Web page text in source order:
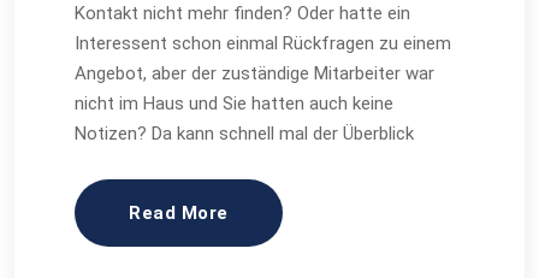
Kontakt nicht mehr finden? Oder hatte ein
Interessent schon einmal Rückfragen zu einem
Angebot, aber der zuständige Mitarbeiter war
nicht im Haus und Sie hatten auch keine
Notizen? Da kann schnell mal der Überblick
Read More